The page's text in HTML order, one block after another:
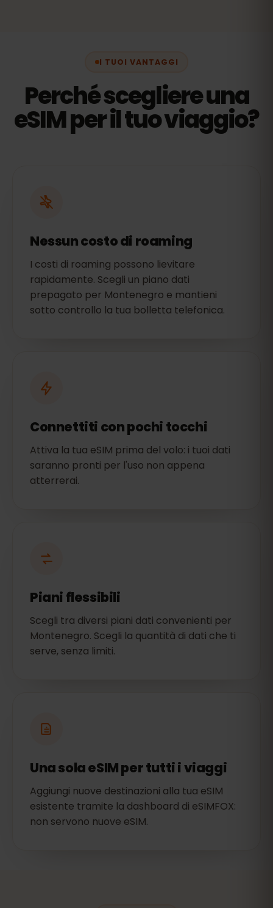
I TUOI VANTAGGI
Perché scegliere una
eSIM per il tuo viaggio?
Nessun costo di roaming
I costi di roaming possono lievitare
rapidamente. Scegli un piano dati
prepagato per Montenegro e mantieni
sotto controllo la tua bolletta telefonica.
Connettiti con pochi tocchi
Attiva la tua eSIM prima del volo: i tuoi dati
saranno pronti per l'uso non appena
atterrerai.
Piani flessibili
Scegli tra diversi piani dati convenienti per
Montenegro. Scegli la quantità di dati che ti
serve, senza limiti.
Una sola eSIM per tutti i viaggi
Aggiungi nuove destinazioni alla tua eSIM
esistente tramite la dashboard di eSIMFOX:
non servono nuove eSIM.